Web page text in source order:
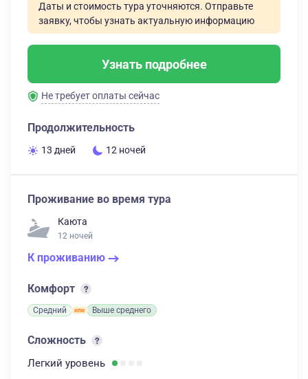
Даты и стоимость тура уточняются. Отправьте
заявку, чтобы узнать актуальную информацию
Узнать подробнее
Не требует оплаты сейчас
Продолжительность
13 дней 12 ночей
Проживание во время тура
Каюта
12 ночей
К проживанию
Комфорт
Средний Выше среднего
Сложность
Легкий уровень